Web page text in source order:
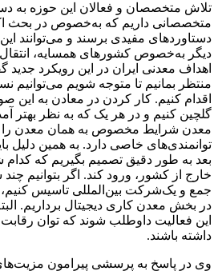
تلاش متخصصان و فعالان این حوزه به
متخصصانی داریم که به‌خصوص در بحث
دستاوردهای مفیدی برسند و می‌توانند
دیگر به‌خصوص کشورهای همسایه، انتقال
اهداف معدنی ایران در این رویکرد جدید
منتظر بمانیم تا متوجه شویم می‌توانیم
اقدام کنیم. کار کردن در معادن به این
گلچین کنیم و در هر یک که به نظر بهتر
معدن شرایط مخصوص به همان معدن
توانمندی‌‌‌های خاصی دارد. به همین دلیل
بعد به طور دقیق تصمیم بگیریم که
خارج از کشور، ورود کند. اگر بتوانیم
جمع و یک‌شرکت بین‌المللی تاسیس کنیم،
در بخش معدن کاری دیجیتال برداریم.
این فعالیت داوطلب شوند که توان رقابت
داشته باشند.
وی در پاسخ به پرسشی پیرامون